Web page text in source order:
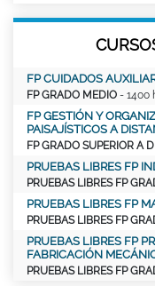
FP CUIDADOS
FP GRADO MEDIO - 1400
FP GESTIÓN Y
PAISAJÍSTICOS A
FP GRADO SUPERIOR A
PRUEBAS LIBRES FP
PRUEBAS LIBRES FP
PRUEBAS LIBRES FP
PRUEBAS LIBRES FP
PRUEBAS LIBRES FP
FABRICACIÓN
PRUEBAS LIBRES FP